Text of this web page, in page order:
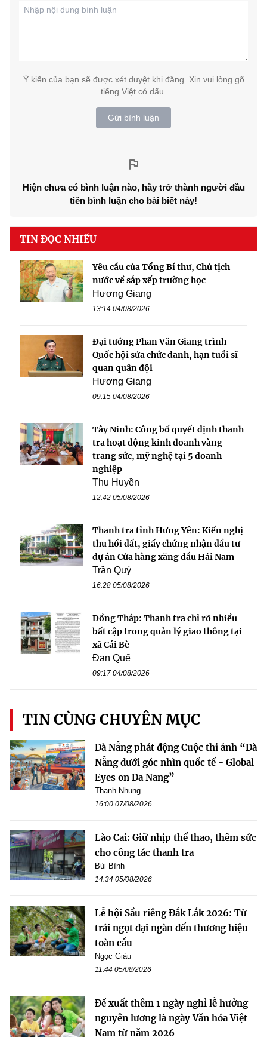
Ý kiến của bạn sẽ được xét duyệt khi đăng. Xin vui lòng gõ
tiếng Việt có dấu.
Gửi bình luận
Hiện chưa có bình luận nào, hãy trở thành người đầu
tiên bình luận cho bài biết này!
TIN ĐỌC NHIỀU
Yêu cầu của Tổng Bí thư, Chủ tịch
nước về sắp xếp trường học
Hương Giang
13:14 04/08/2026
Đại tướng Phan Văn Giang trình
Quốc hội sửa chức danh, hạn tuổi sĩ
quan quân đội
Hương Giang
09:15 04/08/2026
Tây Ninh: Công bố quyết định thanh
tra hoạt động kinh doanh vàng
trang sức, mỹ nghệ tại 5 doanh
nghiệp
Thu Huyền
12:42 05/08/2026
Thanh tra tỉnh Hưng Yên: Kiến nghị
thu hồi đất, giấy chứng nhận đầu tư
dự án Cửa hàng xăng dầu Hải Nam
Trần Quý
16:28 05/08/2026
Đồng Tháp: Thanh tra chỉ rõ nhiều
bất cập trong quản lý giao thông tại
xã Cái Bè
Đan Quế
09:17 04/08/2026
TIN CÙNG CHUYÊN MỤC
Đà Nẵng phát động Cuộc thi ảnh “Đà
Nẵng dưới góc nhìn quốc tế - Global
Eyes on Da Nang”
Thanh Nhung
16:00 07/08/2026
Lào Cai: Giữ nhịp thể thao, thêm sức
cho công tác thanh tra
Bùi Bình
14:34 05/08/2026
Lễ hội Sầu riêng Đắk Lắk 2026: Từ
trái ngọt đại ngàn đến thương hiệu
toàn cầu
Ngọc Giàu
11:44 05/08/2026
Đề xuất thêm 1 ngày nghỉ lễ hưởng
nguyên lương là ngày Văn hóa Việt
Nam từ năm 2026